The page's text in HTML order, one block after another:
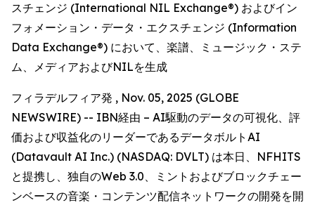
スチェンジ (International NIL Exchange®) およびイン
フォメーション・データ・エクスチェンジ (Information
Data Exchange®) において、楽譜、ミュージック・ステ
ム、メディアおよびNILを生成
フィラデルフィア発 , Nov. 05, 2025 (GLOBE
NEWSWIRE) -- IBN経由 – AI駆動のデータの可視化、評
価および収益化のリーダーであるデータボルトAI
(Datavault AI Inc.) (NASDAQ: DVLT) は本日、NFHITS
と提携し、独自のWeb 3.0、ミントおよびブロックチェー
ンベースの音楽・コンテンツ配信ネットワークの開発を開